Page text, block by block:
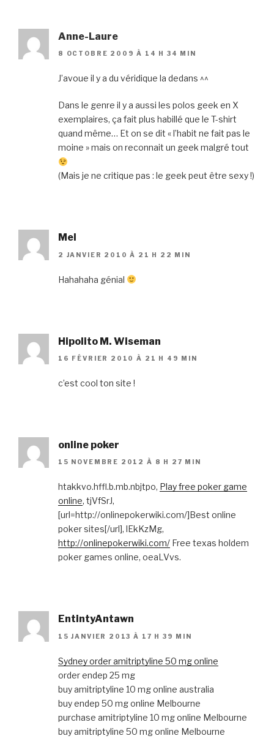
Anne-Laure
8 OCTOBRE 2009 À 14 H 34 MIN
J’avoue il y a du véridique la dedans ^^
Dans le genre il y a aussi les polos geek en X
exemplaires, ça fait plus habillé que le T-shirt
quand même… Et on se dit « l’habit ne fait pas le
moine » mais on reconnait un geek malgré tout
(Mais je ne critique pas : le geek peut être sexy !)
Mel
2 JANVIER 2010 À 21 H 22 MIN
Hahahaha génial
Hipolito M. Wiseman
16 FÉVRIER 2010 À 21 H 49 MIN
c’est cool ton site !
online poker
15 NOVEMBRE 2012 À 8 H 27 MIN
htakkvo.hffl.b.mb.nbjtpo, Play free poker game
online, tjVfSrJ,
[url=http://onlinepokerwiki.com/]Best online
poker sites[/url], lEkKzMg,
http://onlinepokerwiki.com/ Free texas holdem
poker games online, oeaLVvs.
EntintyAntawn
15 JANVIER 2013 À 17 H 39 MIN
Sydney order amitriptyline 50 mg online
order endep 25 mg
buy amitriptyline 10 mg online australia
buy endep 50 mg online Melbourne
purchase amitriptyline 10 mg online Melbourne
buy amitriptyline 50 mg online Melbourne